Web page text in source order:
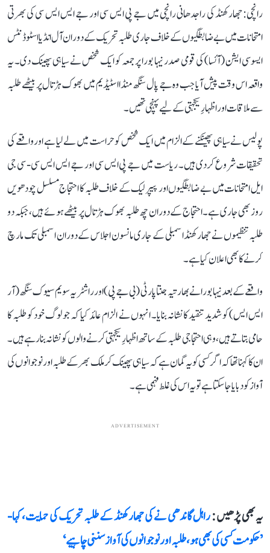
رانچی: جھارکھنڈ کی راجدھانی رانچی میں جے پی ایس سی اور جے ایس ایس سی کی بھرتی
امتحانات میں بے ضابطگیوں کے خلاف جاری طلبہ تحریک کے دوران آل انڈیا اسٹوڈنٹس
ایسوسی ایشن (آئسا) کی قومی صدر نیہا بورا پر جمعہ کو ایک شخص نے سیاہی پھینک دی۔ یہ
واقعہ اس وقت پیش آیا جب وہ جے پال سنگھ منڈا اسٹیڈیم میں بھوک ہڑتال پر بیٹھے طلبہ
سے ملاقات اور اظہارِ یکجہتی کے لیے پہنچی تھیں۔
پولیس نے سیاہی پھینکنے کے الزام میں ایک شخص کو حراست میں لے لیا ہے اور واقعے کی
تحقیقات شروع کر دی ہیں۔ ریاست میں جے پی ایس سی اور جے ایس ایس سی - سی جی
ایل امتحانات میں بے ضابطگیوں اور پیپر لیک کے خلاف طلبہ کا احتجاج مسلسل چودھویں
روز بھی جاری ہے۔ احتجاج کے دوران چھ طلبہ بھوک ہڑتال پر بیٹھے ہوئے ہیں، جبکہ دو
طلبہ تنظیموں نے جھارکھنڈ اسمبلی کے جاری مانسون اجلاس کے دوران اسمبلی تک مارچ
کرنے کا بھی اعلان کیا ہے۔
واقعے کے بعد نیہا بورا نے بھارتیہ جنتا پارٹی (بی جے پی) اور راشٹریہ سویم سیوک سنگھ (آر
ایس ایس) کو شدید تنقید کا نشانہ بنایا۔ انہوں نے الزام عائد کیا کہ جو لوگ خود کو طلبہ کا
حامی بتاتے ہیں، وہی احتجاجی طلبہ کے ساتھ اظہارِ یکجہتی کرنے والوں کو نشانہ بنا رہے ہیں۔
ان کا کہنا تھا کہ اگر کسی کو یہ گمان ہے کہ سیاہی پھینک کر ملک بھر کے طلبہ اور نوجوانوں کی
آواز کو دبایا جا سکتا ہے تو یہ اس کی غلط فہمی ہے۔
ADVERTISEMENT
یہ بھی پڑھیں :راہل گاندھی نے کی جھارکھنڈ کے طلبہ تحریک کی حمایت، کہا-
’حکومت کسی کی بھی ہو، طلبہ اور نوجوانوں کی آواز سننی چاہیے‘